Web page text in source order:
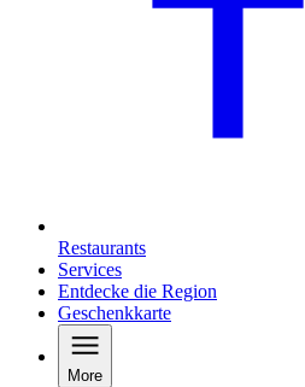
Restaurants
Services
Entdecke die Region
Geschenkkarte
More